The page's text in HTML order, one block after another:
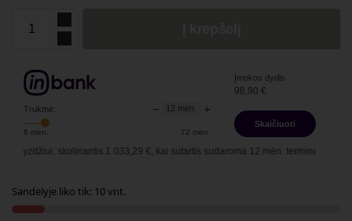
Trukmė: − 12 mėn. +
6 mėn. 72 mėn.
Įmokos dydis
98,90 €
Skaičiuoti
skolinantis1 033,29 €, kai sutartis sudaroma12mėn. terminui, metinė
Sandėlyje liko tik: 10 vnt.